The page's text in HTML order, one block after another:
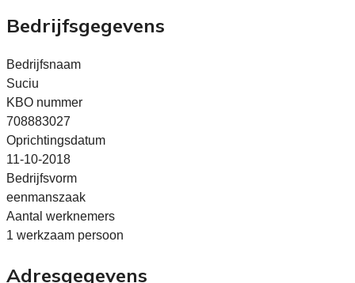
Bedrijfsgegevens
Bedrijfsnaam
Suciu
KBO nummer
708883027
Oprichtingsdatum
11-10-2018
Bedrijfsvorm
eenmanszaak
Aantal werknemers
1 werkzaam persoon
Adresgegevens